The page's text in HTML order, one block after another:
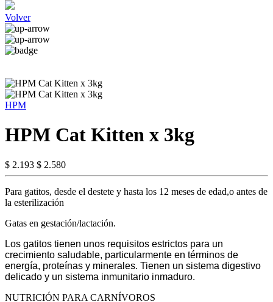
Volver
HPM
HPM Cat Kitten x 3kg
$ 2.193 $ 2.580
Para gatitos, desde el destete y hasta los 12 meses de edad,o antes de
la esterilización
Gatas en gestación/lactación.
Los gatitos tienen unos requisitos estrictos para un
crecimiento saludable, particularmente en términos de
energía, proteínas y minerales. Tienen un sistema digestivo
delicado y un sistema inmunitario inmaduro.
NUTRICIÓN PARA CARNÍVOROS